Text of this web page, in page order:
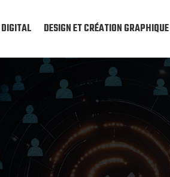
DESIGN ET CRÉATION GRAPHIQUE